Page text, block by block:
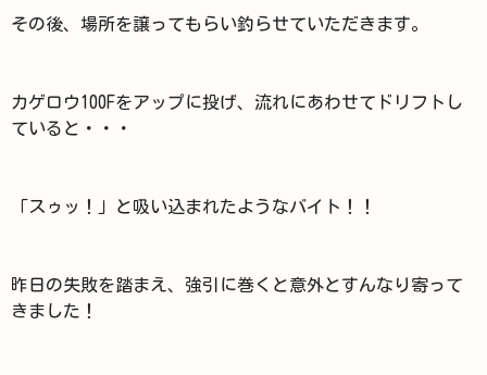
その後、場所を譲ってもらい釣らせていただきます。
カゲロウ100Fをアップに投げ、流れにあわせてドリフトし
ていると・・・
「スゥッ！」と吸い込まれたようなバイト！！
昨日の失敗を踏まえ、強引に巻くと意外とすんなり寄って
きました！